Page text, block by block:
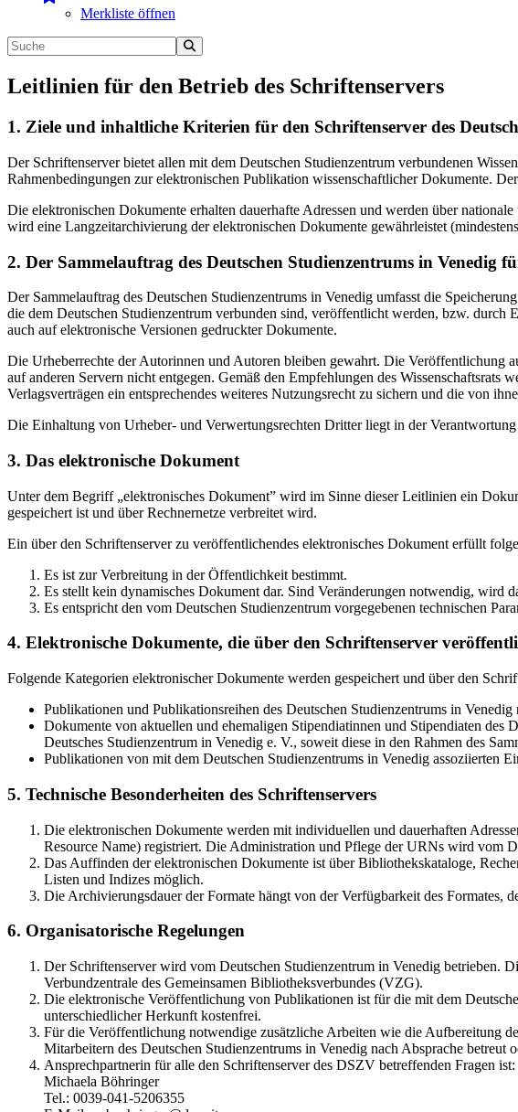
Merkliste öffnen
Leitlinien für den Betrieb des Schriftenservers
1. Ziele und inhaltliche Kriterien für den Schriftenserver des
Der Schriftenserver bietet allen mit dem Deutschen Studienzentrum verbundenen
Rahmenbedingungen zur elektronischen Publikation wissenschaftlicher Dokumente.
Die elektronischen Dokumente erhalten dauerhafte Adressen und werden über
wird eine Langzeitarchivierung der elektronischen Dokumente gewährleistet
2. Der Sammelauftrag des Deutschen Studienzentrums in Venedig
Der Sammelauftrag des Deutschen Studienzentrums in Venedig umfasst die
die dem Deutschen Studienzentrum verbunden sind, veröffentlicht werden, bzw.
auch auf elektronische Versionen gedruckter Dokumente.
Die Urheberrechte der Autorinnen und Autoren bleiben gewahrt. Die Veröffentlichung
auf anderen Servern nicht entgegen. Gemäß den Empfehlungen des
Verlagsverträgen ein entsprechendes weiteres Nutzungsrecht zu sichern und die von
Die Einhaltung von Urheber- und Verwertungsrechten Dritter liegt in der
3. Das elektronische Dokument
Unter dem Begriff „elektronisches Dokument” wird im Sinne dieser Leitlinien ein
gespeichert ist und über Rechnernetze verbreitet wird.
Ein über den Schriftenserver zu veröffentlichendes elektronisches Dokument erfüllt
Es ist zur Verbreitung in der Öffentlichkeit bestimmt.
Es stellt kein dynamisches Dokument dar. Sind Veränderungen notwendig, wird
Es entspricht den vom Deutschen Studienzentrum vorgegebenen technischen
4. Elektronische Dokumente, die über den Schriftenserver
Folgende Kategorien elektronischer Dokumente werden gespeichert und über den
Publikationen und Publikationsreihen des Deutschen Studienzentrums in
Dokumente von aktuellen und ehemaligen Stipendiatinnen und Stipendiaten
Deutsches Studienzentrum in Venedig e. V., soweit diese in den Rahmen des
Publikationen von mit dem Deutschen Studienzentrums in Venedig assoziierten
5. Technische Besonderheiten des Schriftenservers
Die elektronischen Dokumente werden mit individuellen und dauerhaften
Resource Name) registriert. Die Administration und Pflege der URNs wird vom
Das Auffinden der elektronischen Dokumente ist über Bibliothekskataloge,
Listen und Indizes möglich.
Die Archivierungsdauer der Formate hängt von der Verfügbarkeit des Formates,
6. Organisatorische Regelungen
Der Schriftenserver wird vom Deutschen Studienzentrum in Venedig betrieben.
Verbundzentrale des Gemeinsamen Bibliotheksverbundes (VZG).
Die elektronische Veröffentlichung von Publikationen ist für die mit dem
unterschiedlicher Herkunft kostenfrei.
Für die Veröffentlichung notwendige zusätzliche Arbeiten wie die Aufbereitung
Mitarbeitern des Deutschen Studienzentrums in Venedig nach Absprache
Ansprechpartnerin für alle den Schriftenserver des DSZV betreffenden Fragen ist:
Michaela Böhringer
Tel.: 0039-041-5206355